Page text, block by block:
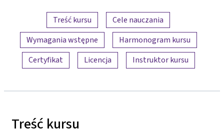
Przegląd treściTreść kursu
Cele nauczania
Wymagania wstępne
Harmonogram kursu
Certyfikat
Licencja Instruktor kursu
Treść kursu